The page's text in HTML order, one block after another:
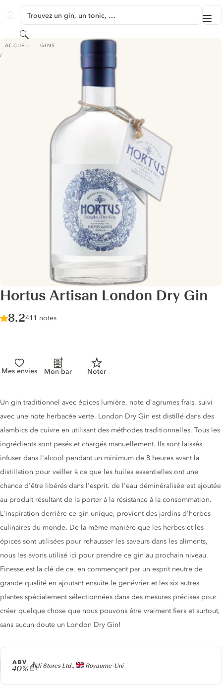
GINVENTORY
Trouvez un gin, un tonic, …
Rechercher
ACCUEIL GINS
HORTUS ARTISAN LONDON DRY GIN
Hortus Artisan London Dry Gin
Score :
8.2/ 10
411 notes
Mes envies Mon bar Noter
Producteur
Aldi Stores Ltd., Royaume-Uni
ABV
40%
Description du gin
Un gin traditionnel avec épices lumière, note d'agrumes frais, suivi
avec une note herbacée verte. London Dry Gin est distillé dans des
alambics de cuivre en utilisant des méthodes traditionnelles. Tous les
ingrédients sont pesés et chargés manuellement. Ils sont laissés
infuser dans l'alcool pendant un minimum de 8 heures avant la
distillation pour veiller à ce que les huiles essentielles ont une
chance d'être libérés dans l'esprit. de l'eau déminéralisée est ajoutée
au produit résultant de la porter à la résistance à la consommation.
L'inspiration derrière ce gin unique, provient des jardins d'herbes
culinaires du monde. De la même manière que les herbes et les
épices sont utilisées pour rehausser les saveurs dans les aliments,
nous les avons utilisé ici pour prendre ce gin au prochain niveau.
Finesse est la clé de ce, en commençant par un esprit neutre de
grande qualité en ajoutant ensuite le genévrier et les six autres
plantes spécialement sélectionnées dans des mesures précises pour
créer quelque chose que nous pouvons être vraiment fiers et surtout,
sans aucun doute un London Dry Gin!